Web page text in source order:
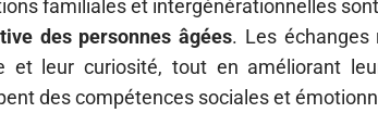
familiales et intergénérationnelles
des personnes âgées. Les
et leur curiosité, tout en améliorant
des compétences sociales et